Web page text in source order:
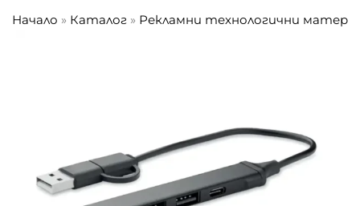
Начало » Каталог » Рекламни технологични